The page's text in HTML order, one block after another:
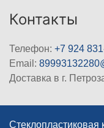
Контакты
Телефон: +7 924
Email:
Доставка в г.
Стеклопластиковая